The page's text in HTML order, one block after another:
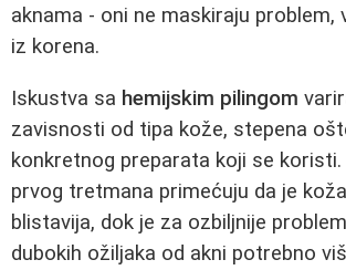
aknama - oni ne maskiraju problem,
iz korena.
Iskustva sa hemijskim pilingom
zavisnosti od tipa kože, stepena
konkretnog preparata koji se
prvog tretmana primećuju da je
blistavija, dok je za ozbiljnije
dubokih ožiljaka od akni potrebno